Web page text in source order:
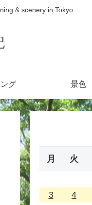
& scenery in Tokyo
グ 景色
月 火
3
4